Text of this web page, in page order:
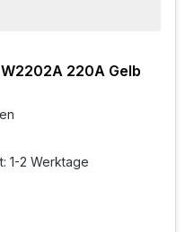
220A Gelb
1-2 Werktage